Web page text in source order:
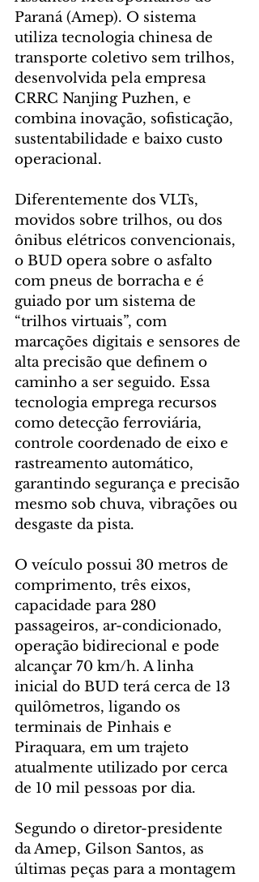
Paraná (Amep). O sistema
utiliza tecnologia chinesa de
transporte coletivo sem trilhos,
desenvolvida pela empresa
CRRC Nanjing Puzhen, e
combina inovação, sofisticação,
sustentabilidade e baixo custo
operacional.
Diferentemente dos VLTs,
movidos sobre trilhos, ou dos
ônibus elétricos convencionais,
o BUD opera sobre o asfalto
com pneus de borracha e é
guiado por um sistema de
“trilhos virtuais”, com
marcações digitais e sensores de
alta precisão que definem o
caminho a ser seguido. Essa
tecnologia emprega recursos
como detecção ferroviária,
controle coordenado de eixo e
rastreamento automático,
garantindo segurança e precisão
mesmo sob chuva, vibrações ou
desgaste da pista.
O veículo possui 30 metros de
comprimento, três eixos,
capacidade para 280
passageiros, ar-condicionado,
operação bidirecional e pode
alcançar 70 km/h. A linha
inicial do BUD terá cerca de 13
quilômetros, ligando os
terminais de Pinhais e
Piraquara, em um trajeto
atualmente utilizado por cerca
de 10 mil pessoas por dia.
Segundo o diretor-presidente
da Amep, Gilson Santos, as
últimas peças para a montagem